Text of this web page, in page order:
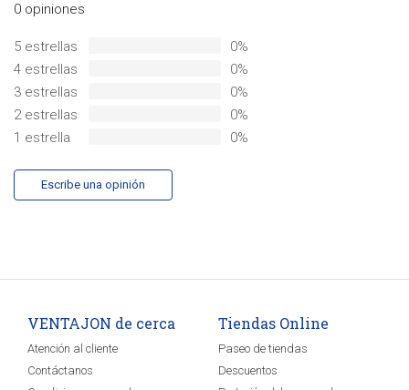
0 opiniones
5 estrellas
0%
4 estrellas
0%
3 estrellas
0%
2 estrellas
0%
1 estrella
0%
Escribe una opinión
VENTAJON de cerca
Atención al cliente
Contáctanos
Tiendas Online
Paseo de tiendas
Descuentos